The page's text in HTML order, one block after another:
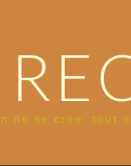
ne se crée, tout